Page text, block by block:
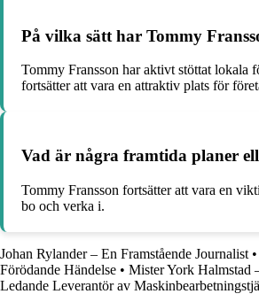
På vilka sätt har Tommy
Tommy Fransson har aktivt stöttat lokala
fortsätter att vara en attraktiv plats för
Vad är några framtida planer
Tommy Fransson fortsätter att vara en
bo och verka i.
Johan Rylander – En Framstående Journalist •
Förödande Händelse • Mister York Halmstad
Ledande Leverantör av